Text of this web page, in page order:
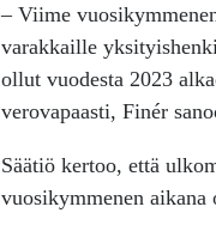
– Viime
varakkaille
ollut vuodesta 2023
verovapaasti, Finér
Säätiö kertoo, että
vuosikymmenen